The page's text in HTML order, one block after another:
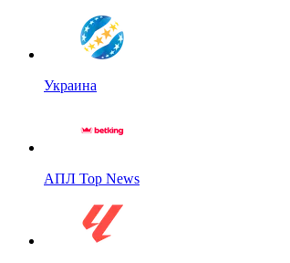
Украина
АПЛ Top News